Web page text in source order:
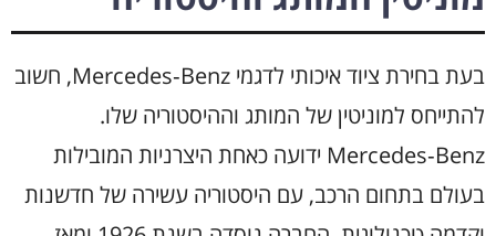
בעת בחירת ציוד איכותי לדגמי Mercedes‑Benz, חשוב
להתייחס למוניטין של המותג וההיסטוריה שלו.
Mercedes‑Benz ידועה כאחת היצרניות המובילות
בעולם בתחום הרכב, עם היסטוריה עשירה של חדשנות